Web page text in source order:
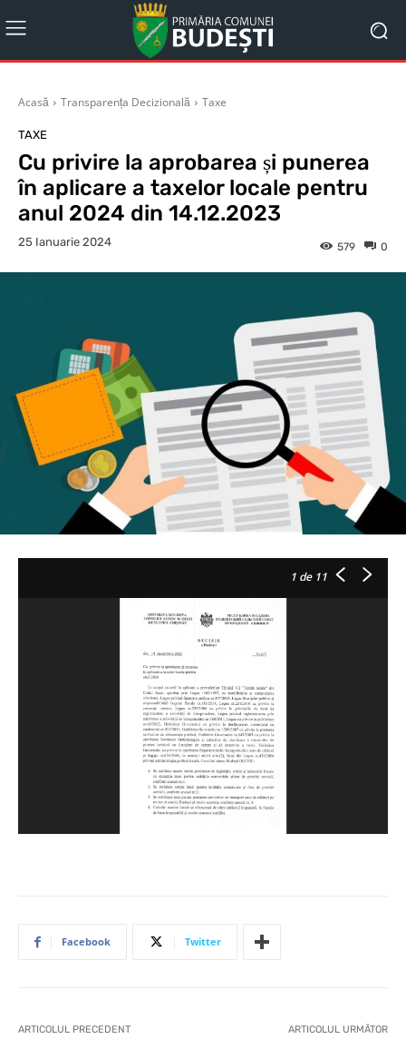
Acasă Transparența Decizională Taxe
TAXE
Cu privire la aprobarea și punerea
în aplicare a taxelor locale pentru
anul 2024 din 14.12.2023
25 Ianuarie 2024 0
579
1 de 11
Facebook Twitter
ARTICOLUL PRECEDENT ARTICOLUL URMĂTOR